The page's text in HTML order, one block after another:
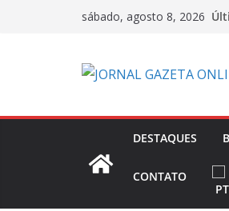
sábado, agosto 8, 2026
DESTAQUES
CONTATO